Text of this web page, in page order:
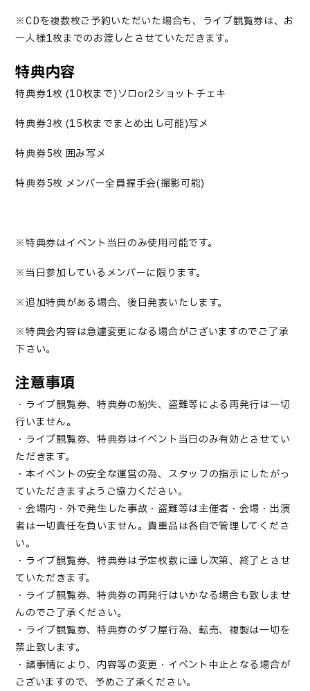
※CDを複数枚ご予約いただいた場合も、ライブ観覧券は、お
一人様1枚までのお渡しとさせていただきます。
特典内容
特典券1枚 (10枚まで)ソロor2ショットチェキ
特典券3枚 (15枚までまとめ出し可能)写メ
特典券5枚 囲み写メ
特典券5枚 メンバー全員握手会(撮影可能)
※特典券はイベント当日のみ使用可能です。
※当日参加しているメンバーに限ります。
※追加特典がある場合、後日発表いたします。
※特典会内容は急遽変更になる場合がございますのでご了承
下さい。
注意事項
・ライブ観覧券、特典券の紛失、盗難等による再発行は一切
行いません。
・ライブ観覧券、特典券はイベント当日のみ有効とさせてい
ただきます。
・本イベントの安全な運営の為、スタッフの指示にしたがっ
ていただきますようご協力ください。
・会場内・外で発生した事故・盗難等は主催者・会場・出演
者は一切責任を負いません。貴重品は各自で管理してくださ
い。
・ライブ観覧券、特典券は予定枚数に達し次第、終了とさせ
ていただきます。
・ライブ観覧券、特典券の再発行はいかなる場合も致しませ
んのでご了承ください。
・ライブ観覧券、特典券のダフ屋行為、転売、複製は一切を
禁止致します。
・諸事情により、内容等の変更・イベント中止となる場合が
ございますので、予めご了承ください。